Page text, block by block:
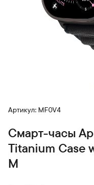
Артикул: MF0V4
Смарт-часы
Titanium Case
M